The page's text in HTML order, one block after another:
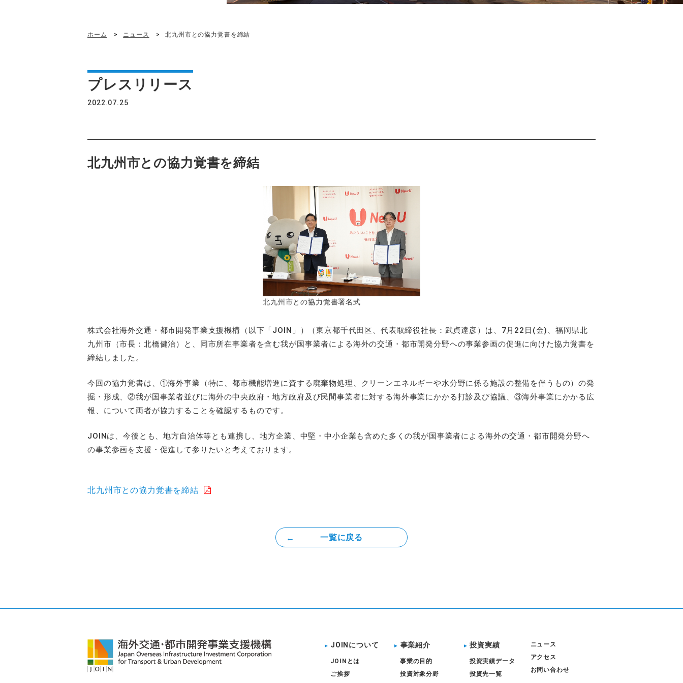
ホーム ニュース 北九州市との協力覚書を締結
プレスリリース
2022.07.25
北九州市との協力覚書を締結
北九州市との協力覚書署名式
株式会社海外交通・都市開発事業支援機構（以下「JOIN」）（東京都千代田区、代表取締役社長：武貞達彦）は、7月22日(金)、福岡県北
九州市（市長：北橋健治）と、同市所在事業者を含む我が国事業者による海外の交通・都市開発分野への事業参画の促進に向けた協力覚書を
締結しました。
今回の協力覚書は、①海外事業（特に、都市機能増進に資する廃棄物処理、クリーンエネルギーや水分野に係る施設の整備を伴うもの）の発
掘・形成、②我が国事業者並びに海外の中央政府・地方政府及び民間事業者に対する海外事業にかかる打診及び協議、③海外事業にかかる広
報、について両者が協力することを確認するものです。
JOINは、今後とも、地方自治体等とも連携し、地方企業、中堅・中小企業も含めた多くの我が国事業者による海外の交通・都市開発分野へ
の事業参画を支援・促進して参りたいと考えております。
北九州市との協力覚書を締結
一覧に戻る
JOINについて
JOINとは
ご挨拶
事業紹介
事業の目的
投資対象分野
投資実績
投資実績データ
投資先一覧
ニュース
アクセス
お問い合わせ